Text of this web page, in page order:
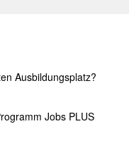
Ausbildungsplatz?
Jobs PLUS